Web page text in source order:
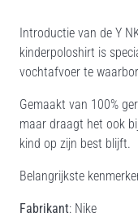
Introductie van de Y
kinderpoloshirt is
vochtafvoer te
Gemaakt van 100%
maar draagt het ook
kind op zijn best blijft.
Belangrijkste
Fabrikant: Nike